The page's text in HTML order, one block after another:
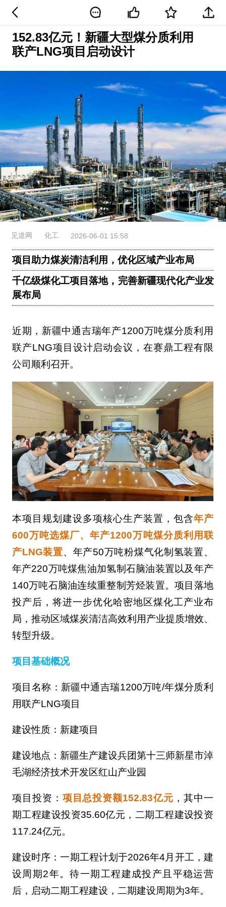
152.83亿元！新疆大型煤分质利用
联产LNG项目启动设计
见道网 化工 2026-06-01 15:58
项目助力煤炭清洁利用，优化区域产业布局
千亿级煤化工项目落地，完善新疆现代化产业发
展布局
近期，新疆中通吉瑞年产1200万吨煤分质利用
联产LNG项目设计启动会议，在赛鼎工程有限
公司顺利召开。
本项目规划建设多项核心生产装置，包含年产
600万吨选煤厂、年产1200万吨煤分质利用联
产LNG装置、年产50万吨粉煤气化制氢装置、
年产220万吨煤焦油加氢制石脑油装置以及年产
140万吨石脑油连续重整制芳烃装置。项目落地
投产后，将进一步优化哈密地区煤化工产业布
局，推动区域煤炭清洁高效利用产业提质增效、
转型升级。
项目基础概况
项目名称：新疆中通吉瑞1200万吨/年煤分质利
用联产LNG项目
建设性质：新建项目
建设地点：新疆生产建设兵团第十三师新星市淖
毛湖经济技术开发区红山产业园
项目投资： 项目总投资额152.83亿元 ，其中一
期工程建设投资35.60亿元，二期工程建设投资
117.24亿元。
建设时序：一期工程计划于2026年4月开工，建
设周期2年。待一期工程建成投产且平稳运营
后，启动二期工程建设，二期建设周期为3年。